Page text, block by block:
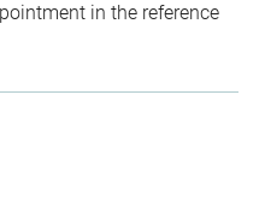
in the reference